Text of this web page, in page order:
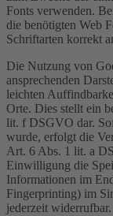
Fonts verwenden.
die benötigten Web
Schriftarten korrekt
Die Nutzung von
ansprechenden
leichten
Orte. Dies stellt ein
lit. f DSGVO dar.
wurde, erfolgt die
Art. 6 Abs. 1 lit. a
Einwilligung die
Informationen im
Fingerprinting) im
jederzeit widerrufbar.